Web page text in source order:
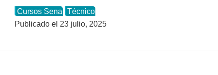
Cursos Sena
Técnico
Publicado el 23 julio, 2025